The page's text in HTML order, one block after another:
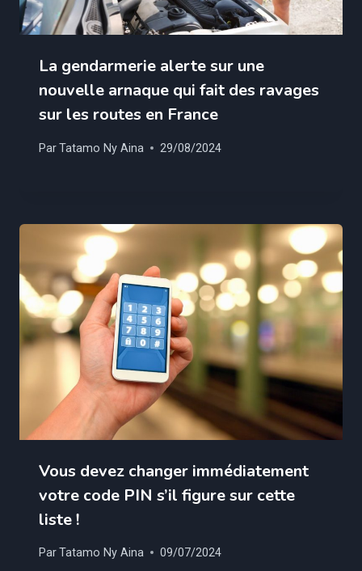
La gendarmerie alerte sur une
nouvelle arnaque qui fait des ravages
sur les routes en France
ParTatamo Ny Aina 29/08/2024
Vous devez changer immédiatement
votre code PIN s’il figure sur cette
liste !
ParTatamo Ny Aina 09/07/2024